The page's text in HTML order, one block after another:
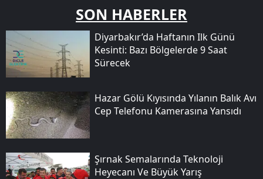
SON HABERLER
Diyarbakır’da Haftanın Ilk Günü
Kesinti: Bazı Bölgelerde 9 Saat
Sürecek
Hazar Gölü Kıyısında Yılanın Balık Avı
Cep Telefonu Kamerasına Yansıdı
Şırnak Semalarında Teknoloji
Heyecanı Ve Büyük Yarış